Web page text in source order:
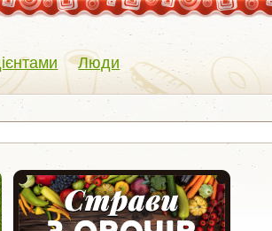
Люди